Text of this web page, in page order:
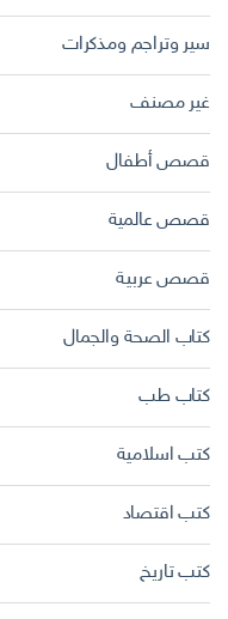
سير وتراجم ومذكرات
غير مصنف
قصص أطفال
قصص عالمية
قصص عربية
كتاب الصحة والجمال
كتاب طب
كتب اسلامية
كتب اقتصاد
كتب تاريخ